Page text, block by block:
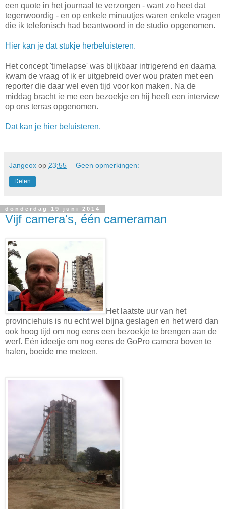
een quote in het journaal te verzorgen - want zo heet dat
tegenwoordig - en op enkele minuutjes waren enkele vragen
die ik telefonisch had beantwoord in de studio opgenomen.
Hier kan je dat stukje herbeluisteren.
Het concept 'timelapse' was blijkbaar intrigerend en daarna
kwam de vraag of ik er uitgebreid over wou praten met een
reporter die daar wel even tijd voor kon maken. Na de
middag bracht ie me een bezoekje en hij heeft een interview
op ons terras opgenomen.
Dat kan je hier beluisteren.
Jangeox op 23:55 Geen opmerkingen:
Delen
donderdag 19 juni 2014
Vijf camera's, één cameraman
Het laatste uur van het
provinciehuis is nu echt wel bijna geslagen en het werd dan
ook hoog tijd om nog eens een bezoekje te brengen aan de
werf. Eén ideetje om nog eens de GoPro camera boven te
halen, boeide me meteen.